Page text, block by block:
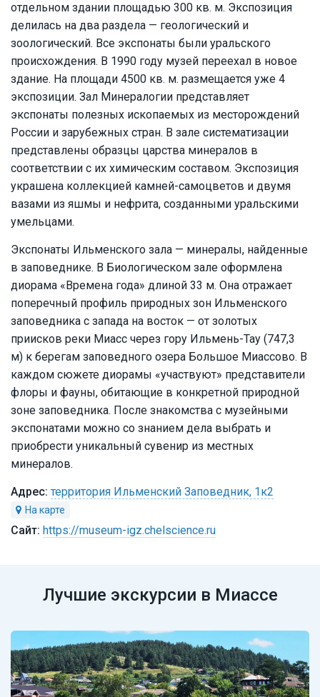
отдельном здании площадью 300 кв. м. Экспозиция
делилась на два раздела — геологический и
зоологический. Все экспонаты были уральского
происхождения. В 1990 году музей переехал в новое
здание. На площади 4500 кв. м. размещается уже 4
экспозиции. Зал Минералогии представляет
экспонаты полезных ископаемых из месторождений
России и зарубежных стран. В зале систематизации
представлены образцы царства минералов в
соответствии с их химическим составом. Экспозиция
украшена коллекцией камней-самоцветов и двумя
вазами из яшмы и нефрита, созданными уральскими
умельцами.
Экспонаты Ильменского зала — минералы, найденные
в заповеднике. В Биологическом зале оформлена
диорама «Времена года» длиной 33 м. Она отражает
поперечный профиль природных зон Ильменского
заповедника с запада на восток — от золотых
приисков реки Миасс через гору Ильмень-Тау (747,3
м) к берегам заповедного озера Большое Миассово. В
каждом сюжете диорамы «участвуют» представители
флоры и фауны, обитающие в конкретной природной
зоне заповедника. После знакомства с музейными
экспонатами можно со знанием дела выбрать и
приобрести уникальный сувенир из местных
минералов.
территория Ильменский Заповедник, 1к2
https://museum-igz.chelscience.ru
Лучшие экскурсии в Миассе